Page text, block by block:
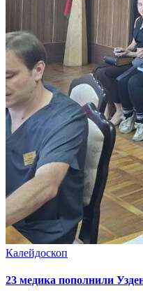
Калейдоскоп
23 медика пополнили